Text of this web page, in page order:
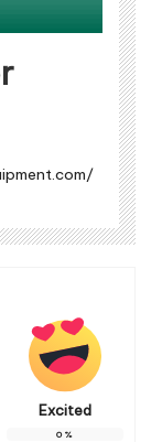
Excited
0%